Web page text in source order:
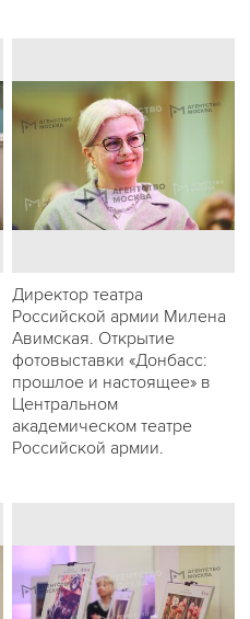
Директор театра
Российской армии Милена
Авимская. Открытие
фотовыставки «Донбасс:
прошлое и настоящее» в
Центральном
академическом театре
Российской армии.